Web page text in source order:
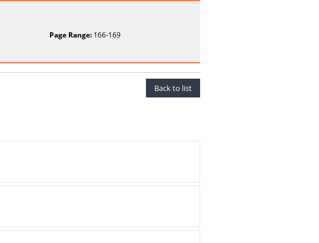
Page Range:166-169
Back to list